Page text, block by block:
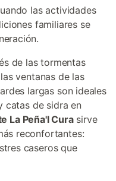
las actividades
familiares se
de las tormentas
ventanas de las
largas son ideales
catas de sidra en
La Peña'l Curasirve
reconfortantes:
caseros que